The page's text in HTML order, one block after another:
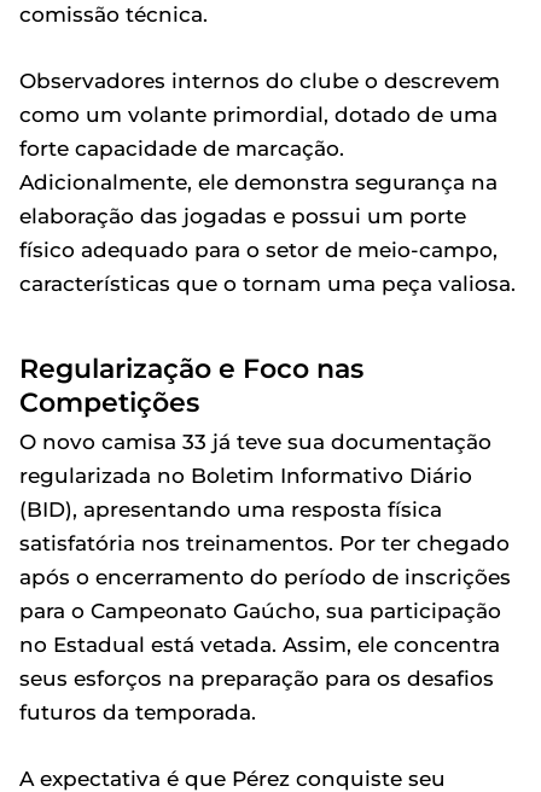
comissão técnica.
Observadores internos do clube o descrevem
como um volante primordial, dotado de uma
forte capacidade de marcação.
Adicionalmente, ele demonstra segurança na
elaboração das jogadas e possui um porte
físico adequado para o setor de meio-campo,
características que o tornam uma peça valiosa.
Regularização e Foco nas
Competições
O novo camisa 33 já teve sua documentação
regularizada no Boletim Informativo Diário
(BID), apresentando uma resposta física
satisfatória nos treinamentos. Por ter chegado
após o encerramento do período de inscrições
para o Campeonato Gaúcho, sua participação
no Estadual está vetada. Assim, ele concentra
seus esforços na preparação para os desafios
futuros da temporada.
A expectativa é que Pérez conquiste seu